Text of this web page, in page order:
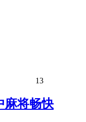
13
麻将畅快